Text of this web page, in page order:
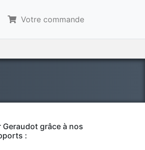
Votre commande
Geraudot grâce à nos
: